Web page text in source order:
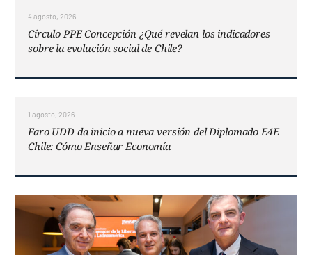
4 agosto, 2026
Círculo PPE Concepción ¿Qué revelan los indicadores
sobre la evolución social de Chile?
1 agosto, 2026
Faro UDD da inicio a nueva versión del Diplomado E4E
Chile: Cómo Enseñar Economía